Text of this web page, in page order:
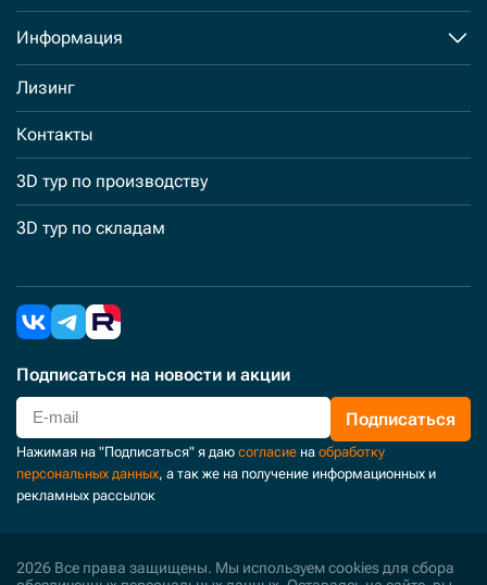
Информация
Лизинг
Контакты
3D тур по производству
3D тур по складам
Подписаться на новости и акции
Подписаться
Нажимая на "Подписаться" я даю согласие на обработку
персональных данных, а так же на получение информационных и
рекламных рассылок
2026 Все права защищены. Мы используем cookies для сбора